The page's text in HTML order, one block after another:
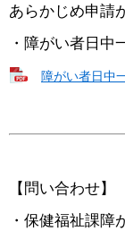
あらかじめ申請
・障がい者日中
障がい者日中
【問い合わせ
・保健福祉課